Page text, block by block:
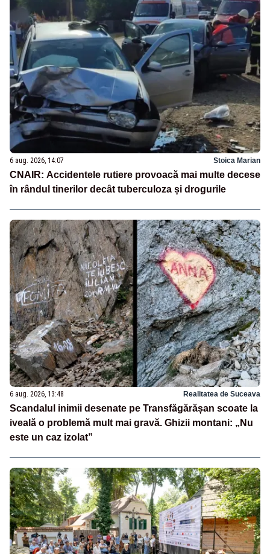
6 aug. 2026, 14:07 Stoica Marian
CNAIR: Accidentele rutiere provoacă mai multe decese
în rândul tinerilor decât tuberculoza și drogurile
6 aug. 2026, 13:48 Realitatea de Suceava
Scandalul inimii desenate pe Transfăgărășan scoate la
iveală o problemă mult mai gravă. Ghizii montani: „Nu
este un caz izolat”